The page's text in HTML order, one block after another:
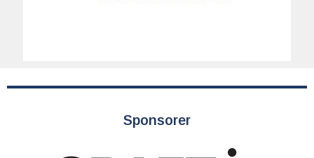
Sponsorer